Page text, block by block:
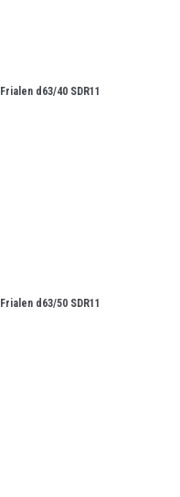
d63/40 SDR11
d63/50 SDR11